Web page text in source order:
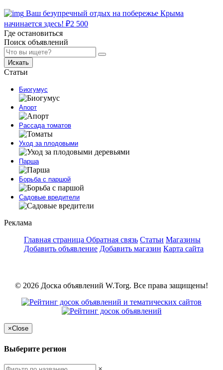
Ваш безупречный отдых на побережье Крыма
начинается здесь! ₽2 500
Где остановиться
Поиск объявлений
Искать
Статьи
Биогумус
Апорт
Рассада томатов
Уход за плодовыми
Парша
Борьба с паршой
Садовые вредители
Реклама
Главная страница Обратная связь Статьи Магазины
Добавить объявление Добавить магазин Карта сайта
© 2026 Доска объявлений W.Torg. Все права защищены!
×Close
Выберите регион